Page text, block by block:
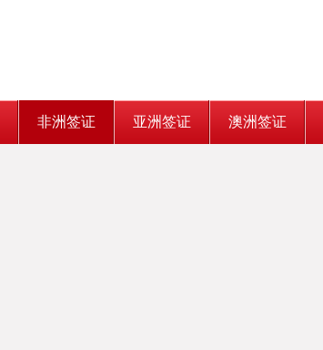
非洲签证 亚洲签证 澳洲签证